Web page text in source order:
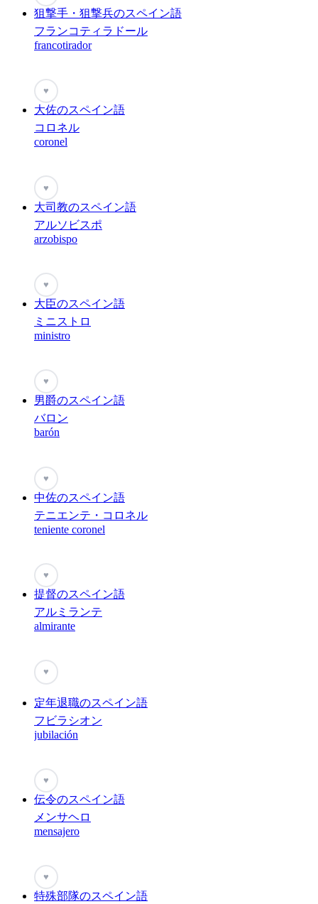
狙撃手・狙撃兵のスペイン語
フランコティラドール
francotirador
♥
大佐のスペイン語
コロネル
coronel
♥
大司教のスペイン語
アルソビスポ
arzobispo
♥
大臣のスペイン語
ミニストロ
ministro
♥
男爵のスペイン語
バロン
barón
♥
中佐のスペイン語
テニエンテ・コロネル
teniente coronel
♥
提督のスペイン語
アルミランテ
almirante
♥
定年退職のスペイン語
フビラシオン
jubilación
♥
伝令のスペイン語
メンサヘロ
mensajero
♥
特殊部隊のスペイン語